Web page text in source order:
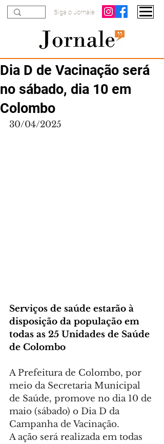
Siga o Jornale
Dia D de Vacinação será
no sábado, dia 10 em
Colombo
30/04/2025
Serviços de saúde estarão à
disposição da população em
todas as 25 Unidades de Saúde
de Colombo
A Prefeitura de Colombo, por
meio da Secretaria Municipal
de Saúde, promove no dia 10 de
maio (sábado) o Dia D da
Campanha de Vacinação.
A ação será realizada em todas